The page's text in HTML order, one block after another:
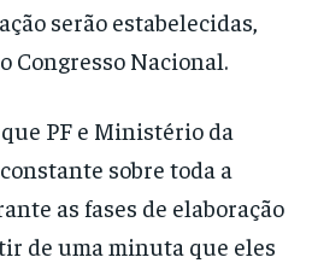
serão estabelecidas,
Congresso Nacional.
PF e Ministério da
sobre toda a
as fases de elaboração
de uma minuta que eles